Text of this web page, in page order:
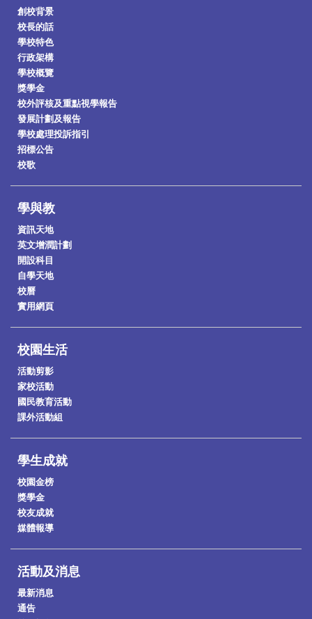
創校背景
校長的話
學校特色
行政架構
學校概覽
獎學金
校外評核及重點視學報告
發展計劃及報告
學校處理投訴指引
招標公告
校歌
學與教
資訊天地
英文增潤計劃
開設科目
自學天地
校曆
實用網頁
校園生活
活動剪影
家校活動
國民教育活動
課外活動組
學生成就
校園金榜
獎學金
校友成就
媒體報導
活動及消息
最新消息
通告